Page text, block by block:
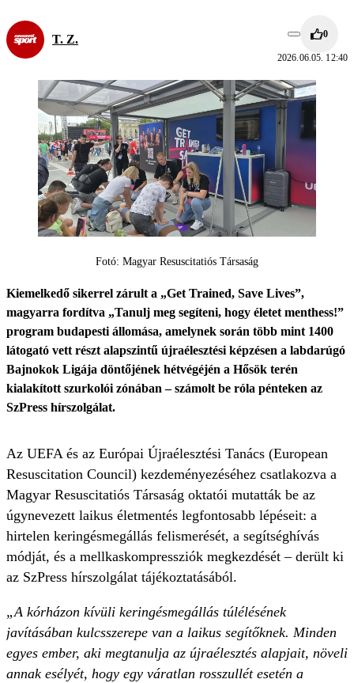
T. Z. 0
2026.06.05. 12:40
Fotó: Magyar Resuscitatiós Társaság
Kiemelkedő sikerrel zárult a „Get Trained, Save Lives”,
magyarra fordítva „Tanulj meg segíteni, hogy életet menthess!”
program budapesti állomása, amelynek során több mint 1400
látogató vett részt alapszintű újraélesztési képzésen a labdarúgó
Bajnokok Ligája döntőjének hétvégéjén a Hősök terén
kialakított szurkolói zónában – számolt be róla pénteken az
SzPress hírszolgálat.
Az UEFA és az Európai Újraélesztési Tanács (European
Resuscitation Council) kezdeményezéséhez csatlakozva a
Magyar Resuscitatiós Társaság oktatói mutatták be az
úgynevezett laikus életmentés legfontosabb lépéseit: a
hirtelen keringésmegállás felismerését, a segítséghívás
módját, és a mellkaskompressziók megkezdését – derült ki
az SzPress hírszolgálat tájékoztatásából.
„A kórházon kívüli keringésmegállás túlélésének
javításában kulcsszerepe van a laikus segítőknek. Minden
egyes ember, aki megtanulja az újraélesztés alapjait, növeli
annak esélyét, hogy egy váratlan rosszullét esetén a